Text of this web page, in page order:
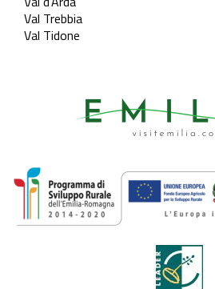
Val Trebbia
Val Tidone